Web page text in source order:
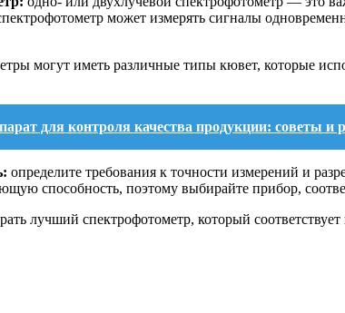
может измерять сигналы
могут иметь различные типы кювет, которые
для контроля качества продукции: советы и
определите требования к точности измерений и
способность, поэтому выбирайте прибор,
лучший спектрофотометр, который